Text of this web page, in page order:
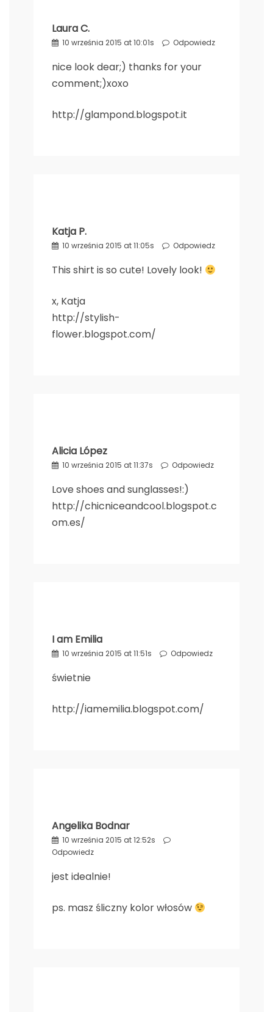
Laura C.
10 września 2015 at 10:01s Odpowiedz
nice look dear;) thanks for your
comment;)xoxo
http://glampond.blogspot.it
Katja P.
10 września 2015 at 11:05s Odpowiedz
This shirt is so cute! Lovely look!
x, Katja
http://stylish-
flower.blogspot.com/
Alicia López
10 września 2015 at 11:37s Odpowiedz
Love shoes and sunglasses!:)
http://chicniceandcool.blogspot.c
om.es/
I am Emilia
10 września 2015 at 11:51s Odpowiedz
świetnie
http://iamemilia.blogspot.com/
Angelika Bodnar
10 września 2015 at 12:52s
Odpowiedz
jest idealnie!
ps. masz śliczny kolor włosów